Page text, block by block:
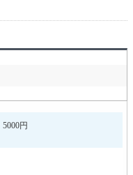
5000円